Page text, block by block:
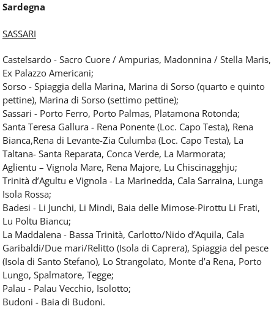
Sardegna
SASSARI
Castelsardo - Sacro Cuore / Ampurias, Madonnina / Stella Maris,
Ex Palazzo Americani;
Sorso - Spiaggia della Marina, Marina di Sorso (quarto e quinto
pettine), Marina di Sorso (settimo pettine);
Sassari - Porto Ferro, Porto Palmas, Platamona Rotonda;
Santa Teresa Gallura - Rena Ponente (Loc. Capo Testa), Rena
Bianca,Rena di Levante-Zia Culumba (Loc. Capo Testa), La
Taltana- Santa Reparata, Conca Verde, La Marmorata;
Aglientu – Vignola Mare, Rena Majore, Lu Chiscinagghju;
Trinità d’Agultu e Vignola - La Marinedda, Cala Sarraina, Lunga
Isola Rossa;
Badesi - Li Junchi, Li Mindi, Baia delle Mimose-Pirottu Li Frati,
Lu Poltu Biancu;
La Maddalena - Bassa Trinità, Carlotto/Nido d’Aquila, Cala
Garibaldi/Due mari/Relitto (Isola di Caprera), Spiaggia del pesce
(Isola di Santo Stefano), Lo Strangolato, Monte d’a Rena, Porto
Lungo, Spalmatore, Tegge;
Palau - Palau Vecchio, Isolotto;
Budoni - Baia di Budoni.